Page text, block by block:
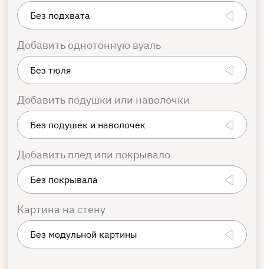
Добавить однотонную вуаль
Добавить подушки или наволочки
Добавить плед или покрывало
Картина на стену